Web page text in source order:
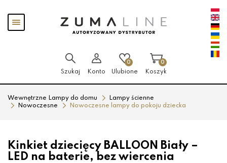
Pokaż
menu
Szukaj Konto
0
Ulubione
0
Koszyk
Wewnętrzne Lampy do domu
Lampy ścienne
Nowoczesne
Nowoczesne lampy do pokoju dziecka
Kinkiet dziecięcy BALLOON Biały –
LED na baterie, bez wiercenia